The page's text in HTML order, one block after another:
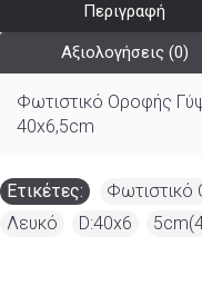
Περιγραφή
Αξιολογήσεις (0)
Φωτιστικό Οροφής
40x6,5cm
Ετικέτες: Φωτιστικό
Λευκό
D:40x6